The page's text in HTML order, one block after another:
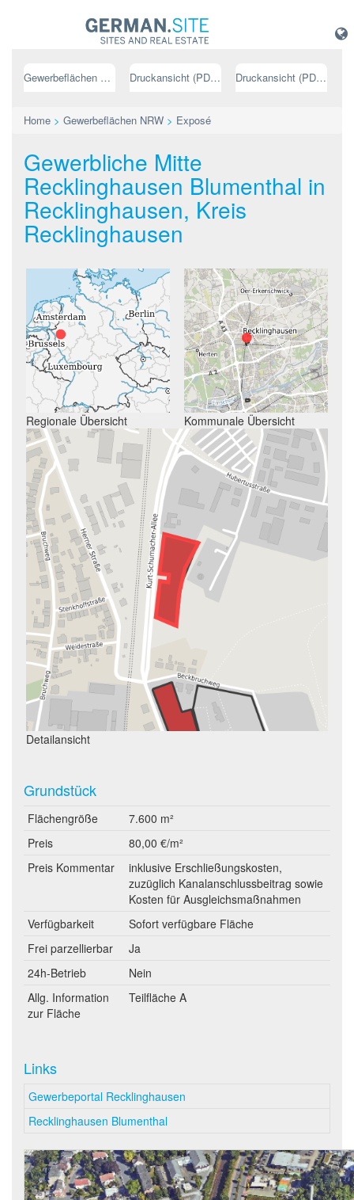
Gewerbeflächen NRW Druckansicht (PDF) // deutsch Druckansicht (PDF) // englisch
Home > Gewerbeflächen NRW > Exposé
Gewerbliche Mitte
Recklinghausen Blumenthal in
Recklinghausen, Kreis
Recklinghausen
Regionale Übersicht Kommunale Übersicht
Detailansicht
Grundstück
Flächengröße
7.600 m²
Preis
80,00 €/m²
Preis Kommentar
inklusive Erschließungskosten,
zuzüglich Kanalanschlussbeitrag sowie
Kosten für Ausgleichsmaßnahmen
Verfügbarkeit
Sofort verfügbare Fläche
Frei parzellierbar
Ja
24h-Betrieb
Nein
Allg. Information
zur Fläche
Teilfläche A
Links
Gewerbeportal Recklinghausen
Recklinghausen Blumenthal